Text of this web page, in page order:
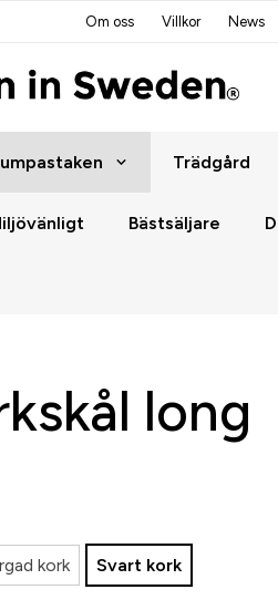
Om oss Villkor News
Trädgård
Bästsäljare
long
kork
Svart kork